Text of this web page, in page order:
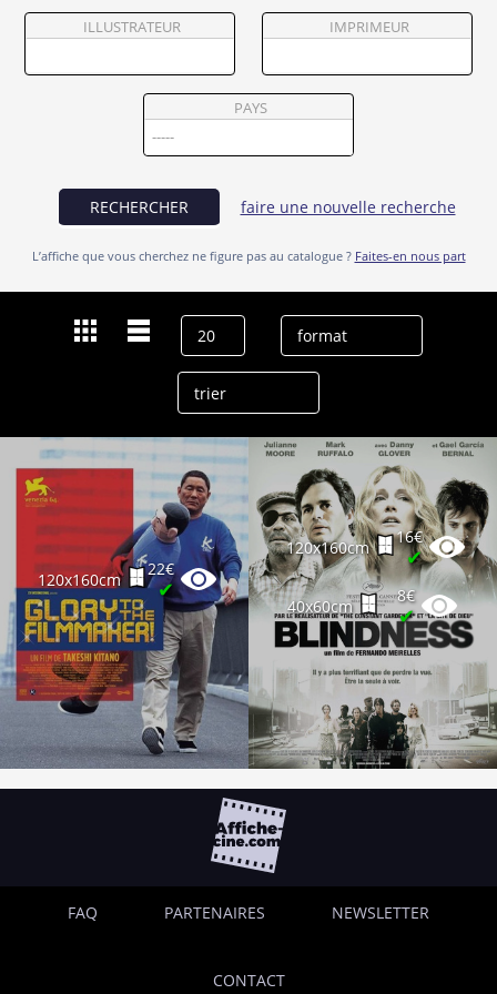
Vendre
ILLUSTRATEUR IMPRIMEUR
PAYS
RECHERCHER faire une nouvelle recherche
L’affiche que vous cherchez ne figure pas au catalogue ? Faites-en nous part
120x160cm
22€
✔
120x160cm
16€
✔
40x60cm
8€
✔
FAQ PARTENAIRES NEWSLETTER
CONTACT